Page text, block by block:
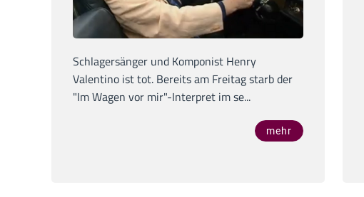
Schlagersänger und Komponist Henry
Valentino ist tot. Bereits am Freitag starb der
"Im Wagen vor mir"-Interpret im se...
mehr